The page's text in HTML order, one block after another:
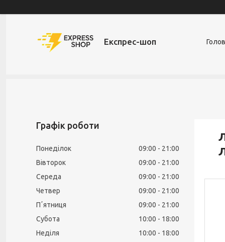
Експрес-шоп
Графік роботи
Понеділок 09:00
21:00
Вівторок
09:00
21:00
Середа
09:00
21:00
Четвер
09:00
21:00
Пʼятниця
09:00
21:00
Субота
10:00
18:00
Неділя
10:00 18:00